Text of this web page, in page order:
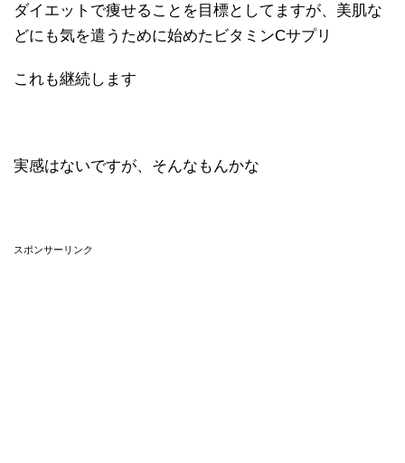
ダイエットで痩せることを目標としてますが、美肌な
どにも気を遣うために始めたビタミンCサプリ
これも継続します
実感はないですが、そんなもんかな
スポンサーリンク